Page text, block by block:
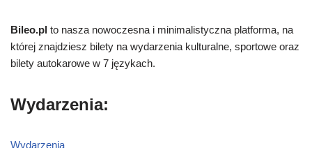
Bileo.pl to nasza nowoczesna i minimalistyczna platforma, na
której znajdziesz bilety na wydarzenia kulturalne, sportowe oraz
bilety autokarowe w 7 językach.
Wydarzenia:
Wydarzenia